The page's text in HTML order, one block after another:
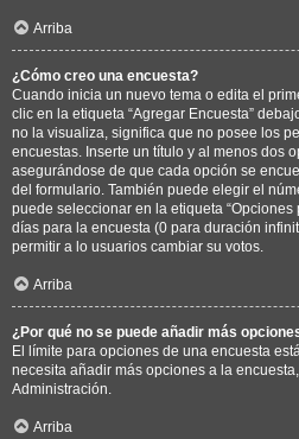
Arriba
¿Cómo creo una encuesta?
Cuando inicia un nuevo tema o edita el
clic en la etiqueta “Agregar Encuesta”
no la visualiza, significa que no posee los
encuestas. Inserte un título y al menos dos
asegurándose de que cada opción se
del formulario. También puede elegir el
puede seleccionar en la etiqueta “Opciones
días para la encuesta (0 para duración
permitir a lo usuarios cambiar su votos.
Arriba
¿Por qué no se puede añadir más
El límite para opciones de una encuesta
necesita añadir más opciones a la
Administración.
Arriba